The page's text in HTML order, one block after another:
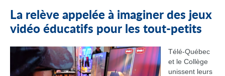
La relève appelée à imaginer des jeux
vidéo éducatifs pour les tout-petits
Télé-Québec
et le Collège
unissent leurs